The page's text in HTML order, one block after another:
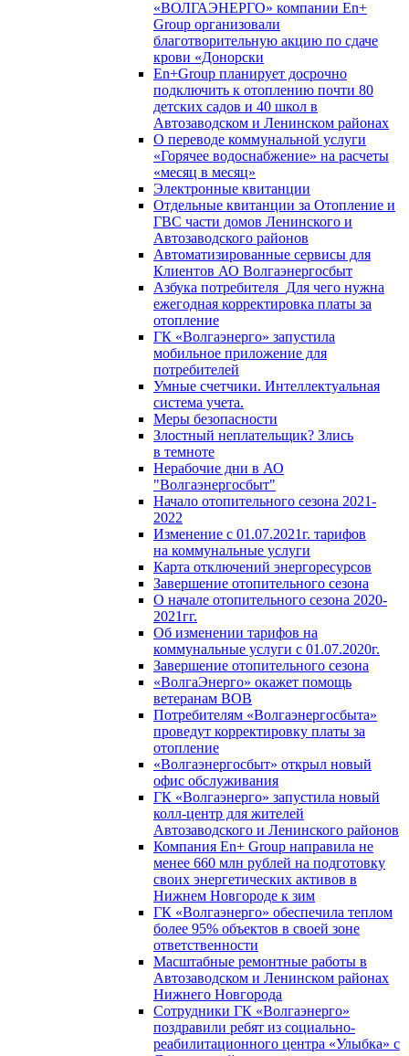
«ВОЛГАЭНЕРГО» компании En+
Group организовали
благотворительную акцию по сдаче
крови «Донорски
En+Group планирует досрочно
подключить к отоплению почти 80
детских садов и 40 школ в
Автозаводском и Ленинском районах
О переводе коммунальной услуги
«Горячее водоснабжение» на расчеты
«месяц в месяц»
Электронные квитанции
Отдельные квитанции за Отопление и
ГВС части домов Ленинского и
Автозаводского районов
Автоматизированные сервисы для
Клиентов АО Волгаэнергосбыт
Азбука потребителя_Для чего нужна
ежегодная корректировка платы за
отопление
ГК «Волгаэнерго» запустила
мобильное приложение для
потребителей
Умные счетчики. Интеллектуальная
система учета.
Меры безопасности
Злостный неплательщик? Злись
в темноте
Нерабочие дни в АО
"Волгаэнергосбыт"
Начало отопительного сезона 2021-
2022
Изменение с 01.07.2021г. тарифов
на коммунальные услуги
Карта отключений энергоресурсов
Завершение отопительного сезона
О начале отопительного сезона 2020-
2021гг.
Об изменении тарифов на
коммунальные услуги с 01.07.2020г.
Завершение отопительного сезона
«ВолгаЭнерго» окажет помощь
ветеранам ВОВ
Потребителям «Волгаэнергосбыта»
проведут корректировку платы за
отопление
«Волгаэнергосбыт» открыл новый
офис обслуживания
ГК «Волгаэнерго» запустила новый
колл-центр для жителей
Автозаводского и Ленинского районов
Компания En+ Group направила не
менее 660 млн рублей на подготовку
своих энергетических активов в
Нижнем Новгороде к зим
ГК «Волгаэнерго» обеспечила теплом
более 95% объектов в своей зоне
ответственности
Масштабные ремонтные работы в
Автозаводском и Ленинском районах
Нижнего Новгорода
Сотрудники ГК «Волгаэнерго»
поздравили ребят из социально-
реабилитационного центра «Улыбка» с